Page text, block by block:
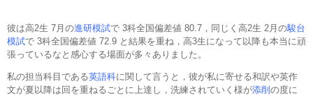
彼は高2生 7月の進研模試で 3科全国偏差値 80.7，同じく高2生 2月の駿台
模試で 3科全国偏差値 72.9 と結果を重ね，高3生になって以降も本当に頑
張っているなと感心する場面が多々ありました。
私の担当科目である英語科に関して言うと，彼が私に寄せる和訳や英作
文が夏以降は回を重ねるごとに上達し，洗練されていく様が添削 の度に